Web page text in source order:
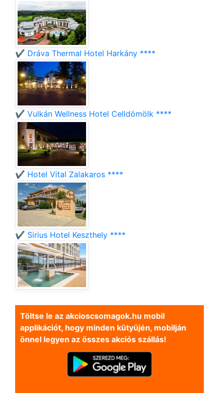
✔️ Dráva Thermal Hotel Harkány ****
✔️ Vulkán Wellness Hotel Celldömölk ****
✔️ Hotel Vital Zalakaros ****
✔️ Sirius Hotel Keszthely ****
Töltse le az akcioscsomagok.hu mobil
applikációt, hogy minden kütyüjén, mobilján
önnel legyen az összes akciós szállás!